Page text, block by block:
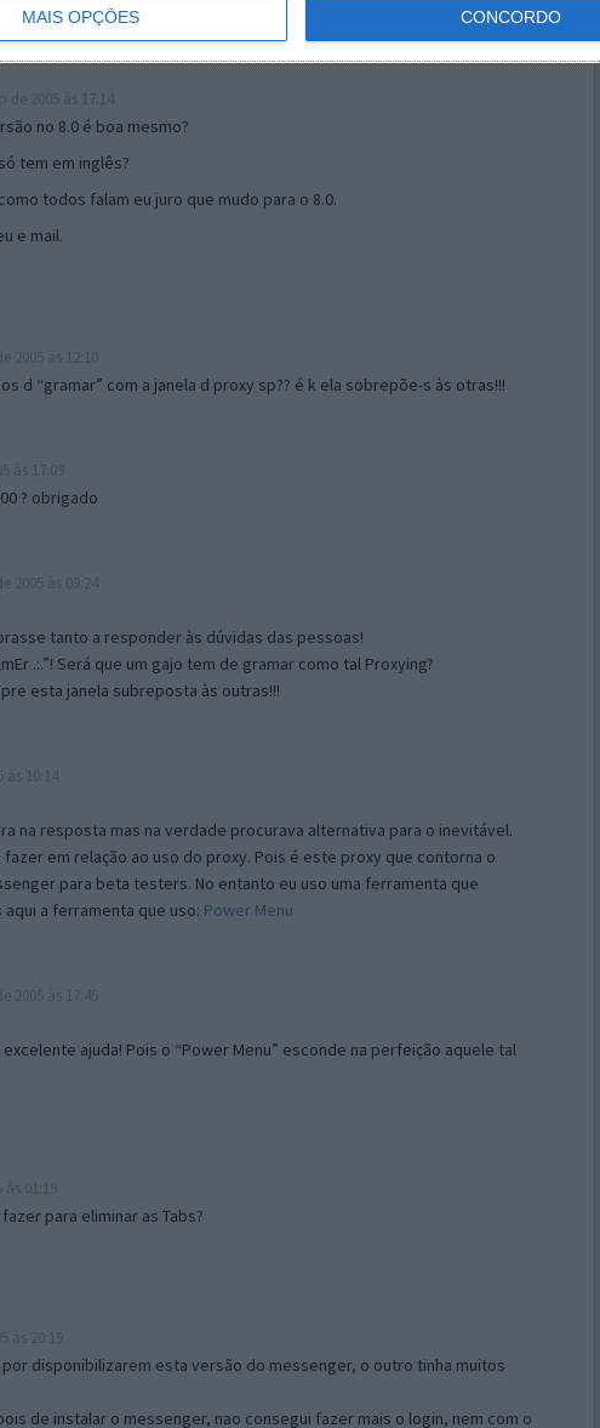
MAIS OPÇÕES CONCORDO
no 8.0 é boa mesmo?
tem em inglês?
todos falam eu juro que mudo para o 8.0.
e mail.
d “gramar” com a janela d proxy sp?? é k ela sobrepõe-s às otras!!!
? obrigado
tanto a responder às dúvidas das pessoas!
.:.”! Será que um gajo tem de gramar como tal Proxying?
esta janela subreposta às outras!!!
na resposta mas na verdade procurava alternativa para o inevitável.
em relação ao uso do proxy. Pois é este proxy que contorna o
para beta testers. No entanto eu uso uma ferramenta que
a ferramenta que uso: Power Menu
ajuda! Pois o “Power Menu” esconde na perfeição aquele tal
para eliminar as Tabs?
disponibilizarem esta versão do messenger, o outro tinha muitos
de instalar o messenger, nao consegui fazer mais o login, nem com o